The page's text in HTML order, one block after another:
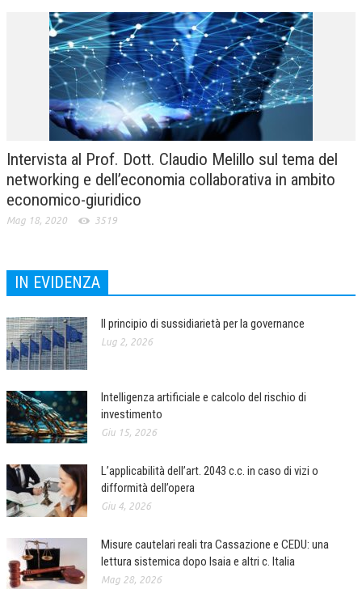
Intervista al Prof. Dott. Claudio Melillo sul tema del
networking e dell’economia collaborativa in ambito
economico-giuridico
Mag 18, 2020 3519
IN EVIDENZA
Il principio di sussidiarietà per la governance
Lug 2, 2026
Intelligenza artificiale e calcolo del rischio di
investimento
Giu 15, 2026
L’applicabilità dell’art. 2043 c.c. in caso di vizi o
difformità dell’opera
Giu 4, 2026
Misure cautelari reali tra Cassazione e CEDU: una
lettura sistemica dopo Isaia e altri c. Italia
Mag 28, 2026